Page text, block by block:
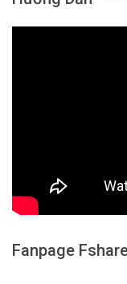
Fanpage